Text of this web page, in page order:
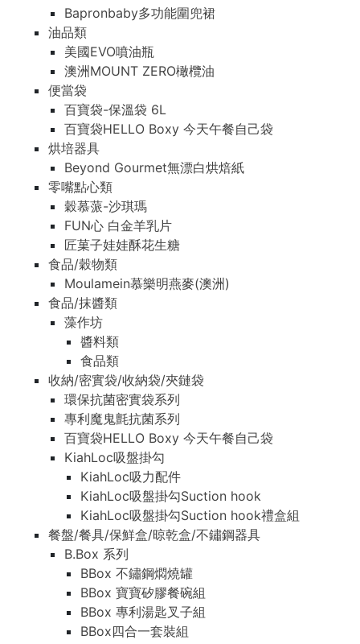
Bapronbaby多功能圍兜裙
油品類
美國EVO噴油瓶
澳洲MOUNT ZERO橄欖油
便當袋
百寶袋-保溫袋 6L
百寶袋HELLO Boxy 今天午餐自己袋
烘培器具
Beyond Gourmet無漂白烘焙紙
零嘴點心類
穀慕蒎-沙琪瑪
FUN心 白金羊乳片
匠菓子娃娃酥花生糖
食品/穀物類
Moulamein慕樂明燕麥(澳洲)
食品/抹醬類
藻作坊
醬料類
食品類
收納/密實袋/收納袋/夾鏈袋
環保抗菌密實袋系列
專利魔鬼氈抗菌系列
百寶袋HELLO Boxy 今天午餐自己袋
KiahLoc吸盤掛勾
KiahLoc吸力配件
KiahLoc吸盤掛勾Suction hook
KiahLoc吸盤掛勾Suction hook禮盒組
餐盤/餐具/保鮮盒/晾乾盒/不鏽鋼器具
B.Box 系列
BBox 不鏽鋼燜燒罐
BBox 寶寶矽膠餐碗組
BBox 專利湯匙叉子組
BBox四合一套裝組